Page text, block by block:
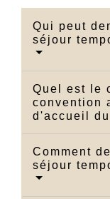
Qui peut
séjour
Quel est le
convention
d'accueil
Comment
séjour